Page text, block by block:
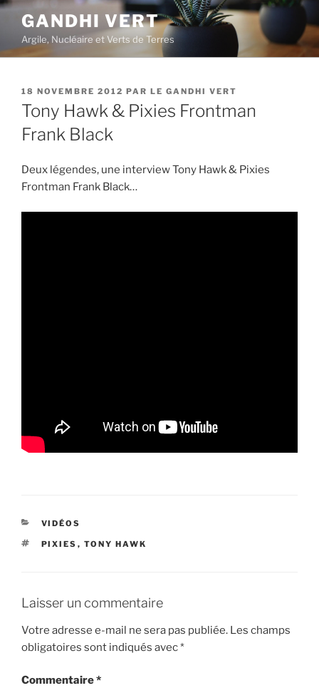
Aller
contenu
principal
GANDHI VERT
Argile, Nucléaire et Verts de Terres
PUBLIÉ
LE
18 NOVEMBRE 2012 PAR LE GANDHI VERT
Tony Hawk & Pixies Frontman
Frank Black
Deux légendes, une interview Tony Hawk & Pixies
Frontman Frank Black…
CATÉGORIES
VIDÉOS
ÉTIQUETTES
PIXIES , TONY HAWK
Laisser un commentaire
Votre adresse e-mail ne sera pas publiée. Les champs
obligatoires sont indiqués avec*
Commentaire*